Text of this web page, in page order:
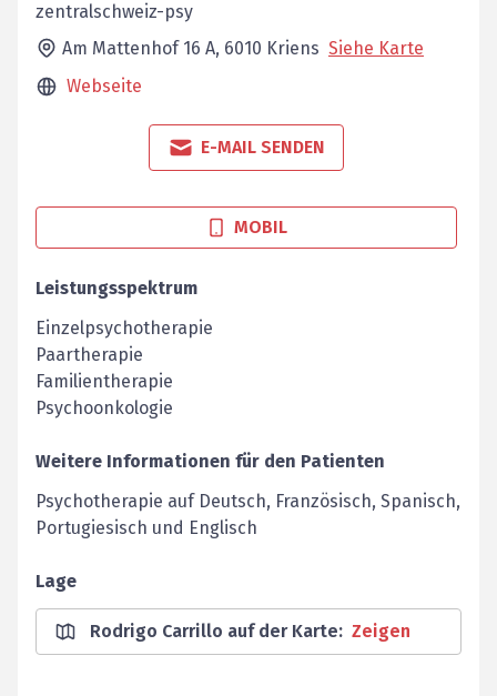
zentralschweiz-psy
Am Mattenhof 16 A, 6010 Kriens Siehe Karte
Webseite
E-MAIL SENDEN
MOBIL
Leistungsspektrum
Einzelpsychotherapie
Paartherapie
Familientherapie
Psychoonkologie
Weitere Informationen für den Patienten
Psychotherapie auf Deutsch, Französisch, Spanisch,
Portugiesisch und Englisch
Lage
Rodrigo Carrillo auf der Karte: Zeigen